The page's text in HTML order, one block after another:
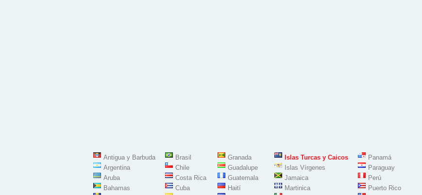
Antigua y Barbuda
Argentina
Aruba
Bahamas
Brasil
Chile
Costa Rica
Cuba
Granada
Guadalupe
Guatemala
Haití
Islas Turcas y Caicos
Islas Vírgenes
Jamaica
Martinica
Panamá
Paraguay
Perú
Puerto Rico